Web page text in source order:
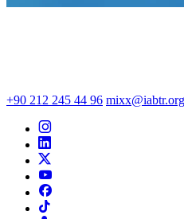
+90 212 245 44 96 mixx@iabtr.org